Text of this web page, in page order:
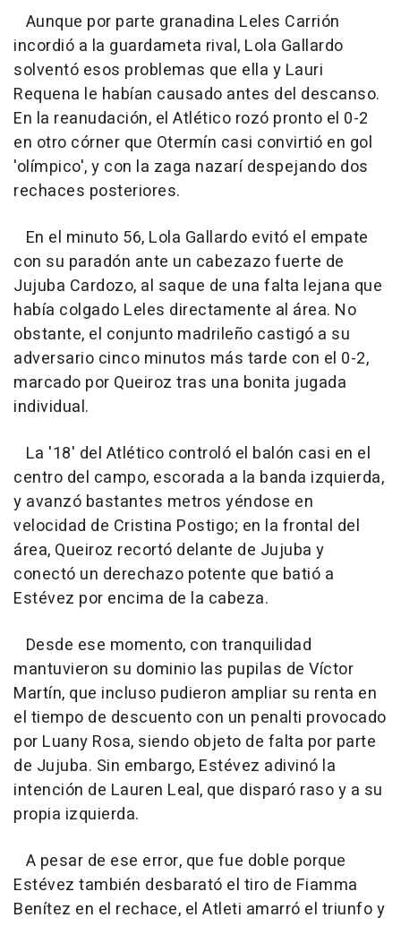
Aunque por parte granadina Leles Carrión
incordió a la guardameta rival, Lola Gallardo
solventó esos problemas que ella y Lauri
Requena le habían causado antes del descanso.
En la reanudación, el Atlético rozó pronto el 0-2
en otro córner que Otermín casi convirtió en gol
'olímpico', y con la zaga nazarí despejando dos
rechaces posteriores.
En el minuto 56, Lola Gallardo evitó el empate
con su paradón ante un cabezazo fuerte de
Jujuba Cardozo, al saque de una falta lejana que
había colgado Leles directamente al área. No
obstante, el conjunto madrileño castigó a su
adversario cinco minutos más tarde con el 0-2,
marcado por Queiroz tras una bonita jugada
individual.
La '18' del Atlético controló el balón casi en el
centro del campo, escorada a la banda izquierda,
y avanzó bastantes metros yéndose en
velocidad de Cristina Postigo; en la frontal del
área, Queiroz recortó delante de Jujuba y
conectó un derechazo potente que batió a
Estévez por encima de la cabeza.
Desde ese momento, con tranquilidad
mantuvieron su dominio las pupilas de Víctor
Martín, que incluso pudieron ampliar su renta en
el tiempo de descuento con un penalti provocado
por Luany Rosa, siendo objeto de falta por parte
de Jujuba. Sin embargo, Estévez adivinó la
intención de Lauren Leal, que disparó raso y a su
propia izquierda.
A pesar de ese error, que fue doble porque
Estévez también desbarató el tiro de Fiamma
Benítez en el rechace, el Atleti amarró el triunfo y